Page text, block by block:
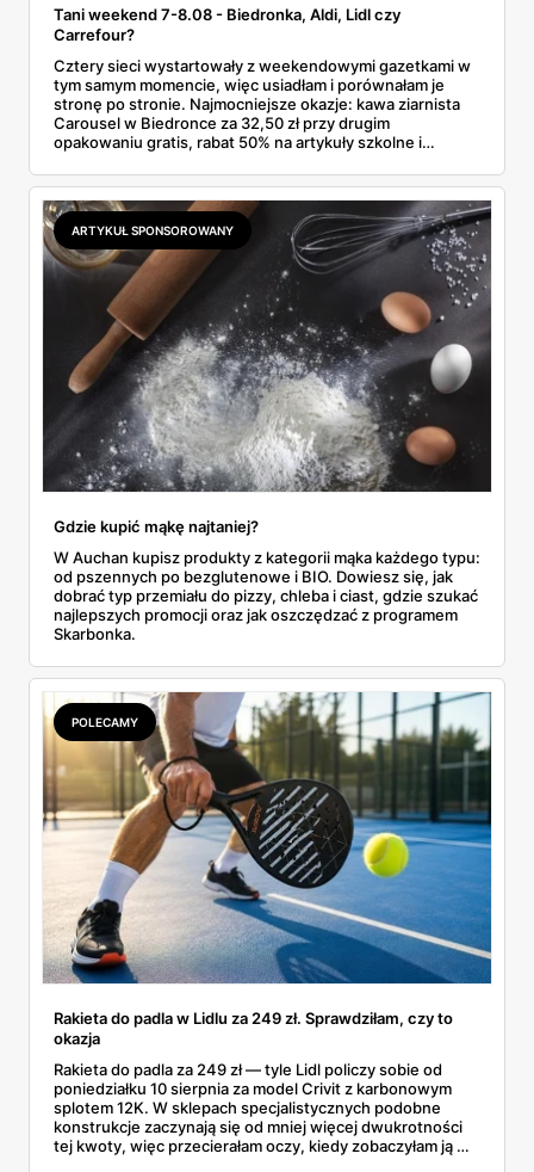
Tani weekend 7-8.08 - Biedronka, Aldi, Lidl czy
Carrefour?
Cztery sieci wystartowały z weekendowymi gazetkami w
tym samym momencie, więc usiadłam i porównałam je
stronę po stronie. Najmocniejsze okazje: kawa ziarnista
Carousel w Biedronce za 32,50 zł przy drugim
opakowaniu gratis, rabat 50% na artykuły szkolne i
2,99 zł za kilogram, ale wyłącznie w sobotę z aplikacją. Aldi
odpowiada masłem za 2,99 zł. Werdykt w skrócie:
najwięcej wyciśniesz z Biedronki, po świeże warzywa jedź
do Aldi.
ARTYKUŁ SPONSOROWANY
Gdzie kupić mąkę najtaniej?
W Auchan kupisz produkty z kategorii mąka każdego typu:
od pszennych po bezglutenowe i BIO. Dowiesz się, jak
dobrać typ przemiału do pizzy, chleba i ciast, gdzie szukać
najlepszych promocji oraz jak oszczędzać z programem
Skarbonka.
POLECAMY
Rakieta do padla w Lidlu za 249 zł. Sprawdziłam, czy to
okazja
Rakieta do padla za 249 zł — tyle Lidl policzy sobie od
poniedziałku 10 sierpnia za model Crivit z karbonowym
splotem 12K. W sklepach specjalistycznych podobne
konstrukcje zaczynają się od mniej więcej dwukrotności
tej kwoty, więc przecierałam oczy, kiedy zobaczyłam ją w